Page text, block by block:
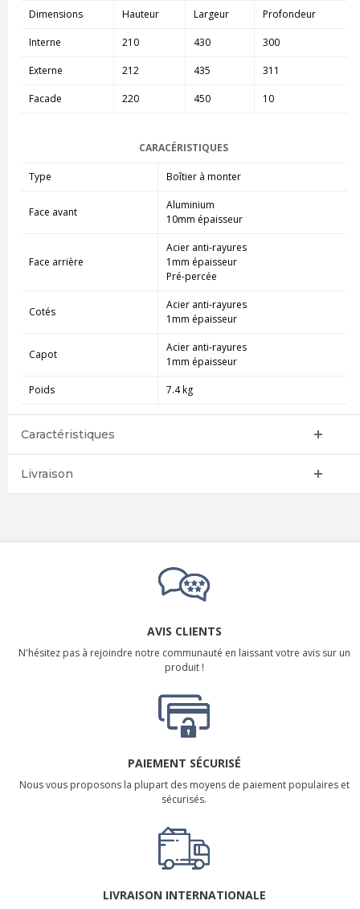
Dimensions Hauteur Largeur Profondeur
Interne 210 430 300
Externe 212 435 311
Facade 220 450 10
CARACÉRISTIQUES
Type Boîtier à monter
Face avant
Aluminium
10mm épaisseur
Face arrière
Acier anti-rayures
1mm épaisseur
Pré-percée
Cotés
Acier anti-rayures
1mm épaisseur
Capot
Acier anti-rayures
1mm épaisseur
Poids 7.4 kg
Caractéristiques
Livraison
AVIS CLIENTS
N'hésitez pas à rejoindre notre communauté en laissant votre avis sur un
produit !
PAIEMENT SÉCURISÉ
Nous vous proposons la plupart des moyens de paiement populaires et
sécurisés.
LIVRAISON INTERNATIONALE